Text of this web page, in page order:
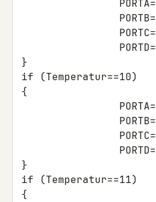
PORTA=
PORTB=
PORTC=
PORTD=
}
if
(Temperatur==10)
{
PORTA=
PORTB=
PORTC=
PORTD=
}
if
(Temperatur==11)
{